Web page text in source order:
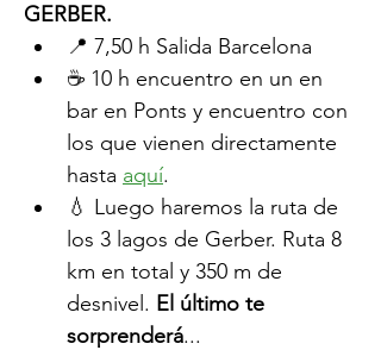
GERBER.
📍 7,50 h Salida Barcelona
☕️ 10 h encuentro en un en
bar en Ponts y encuentro con
los que vienen directamente
hasta aquí.
💧 Luego haremos la ruta de
los 3 lagos de Gerber. Ruta 8
km en total y 350 m de
desnivel. El último te
sorprenderá...